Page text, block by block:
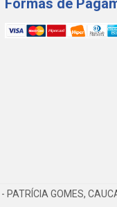
Formas de
PATRÍCIA GOMES,